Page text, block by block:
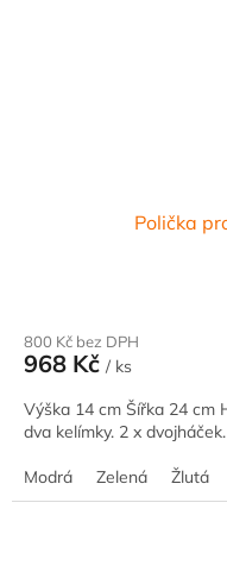
Polička
800 Kč bez DPH
968 Kč / ks
Výška 14 cm Šířka 24 cm
dva kelímky. 2 x
Modrá Zelená Žlutá